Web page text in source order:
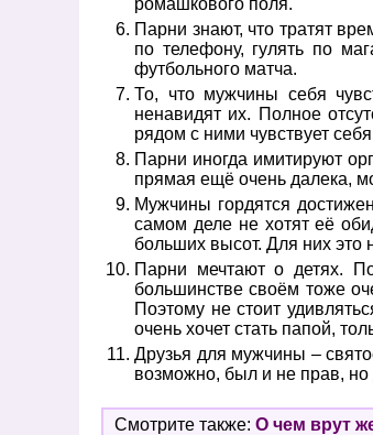
ромашкового поля.
Парни знают, что тратят
по телефону, гулять по
футбольного матча.
То, что мужчины себя
ненавидят их. Полное
рядом с ними чувствует
Парни иногда имитируют
прямая ещё очень далека,
Мужчины гордятся
самом деле не хотят её
больших высот. Для них это
Парни мечтают о детях.
большинстве своём тоже
Поэтому не стоит
очень хочет стать папой,
Друзья для мужчины –
возможно, был и не прав,
Смотрите также: О чем врут